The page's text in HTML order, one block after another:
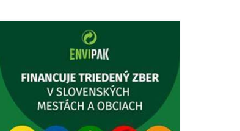
Dovolenka - MUDr. Marián Sivoň
Ambulancia pre dospelých - MUDr.
Marián Sivoň Popudinské Močidľany
oznamuje, že od 19.8 - 28.8.2026
budeZATVORENÁ z dôvodu čerpania
dovolenky. Akútne prípady bude riešiť
MUDr.Fisch…
5. augusta 2026 12:35